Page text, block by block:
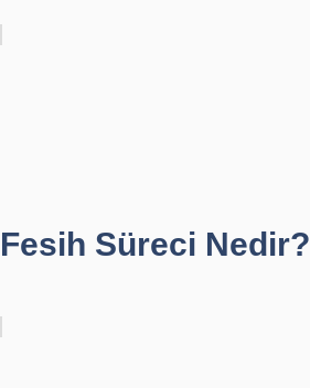
Fesih Süreci Nedir?